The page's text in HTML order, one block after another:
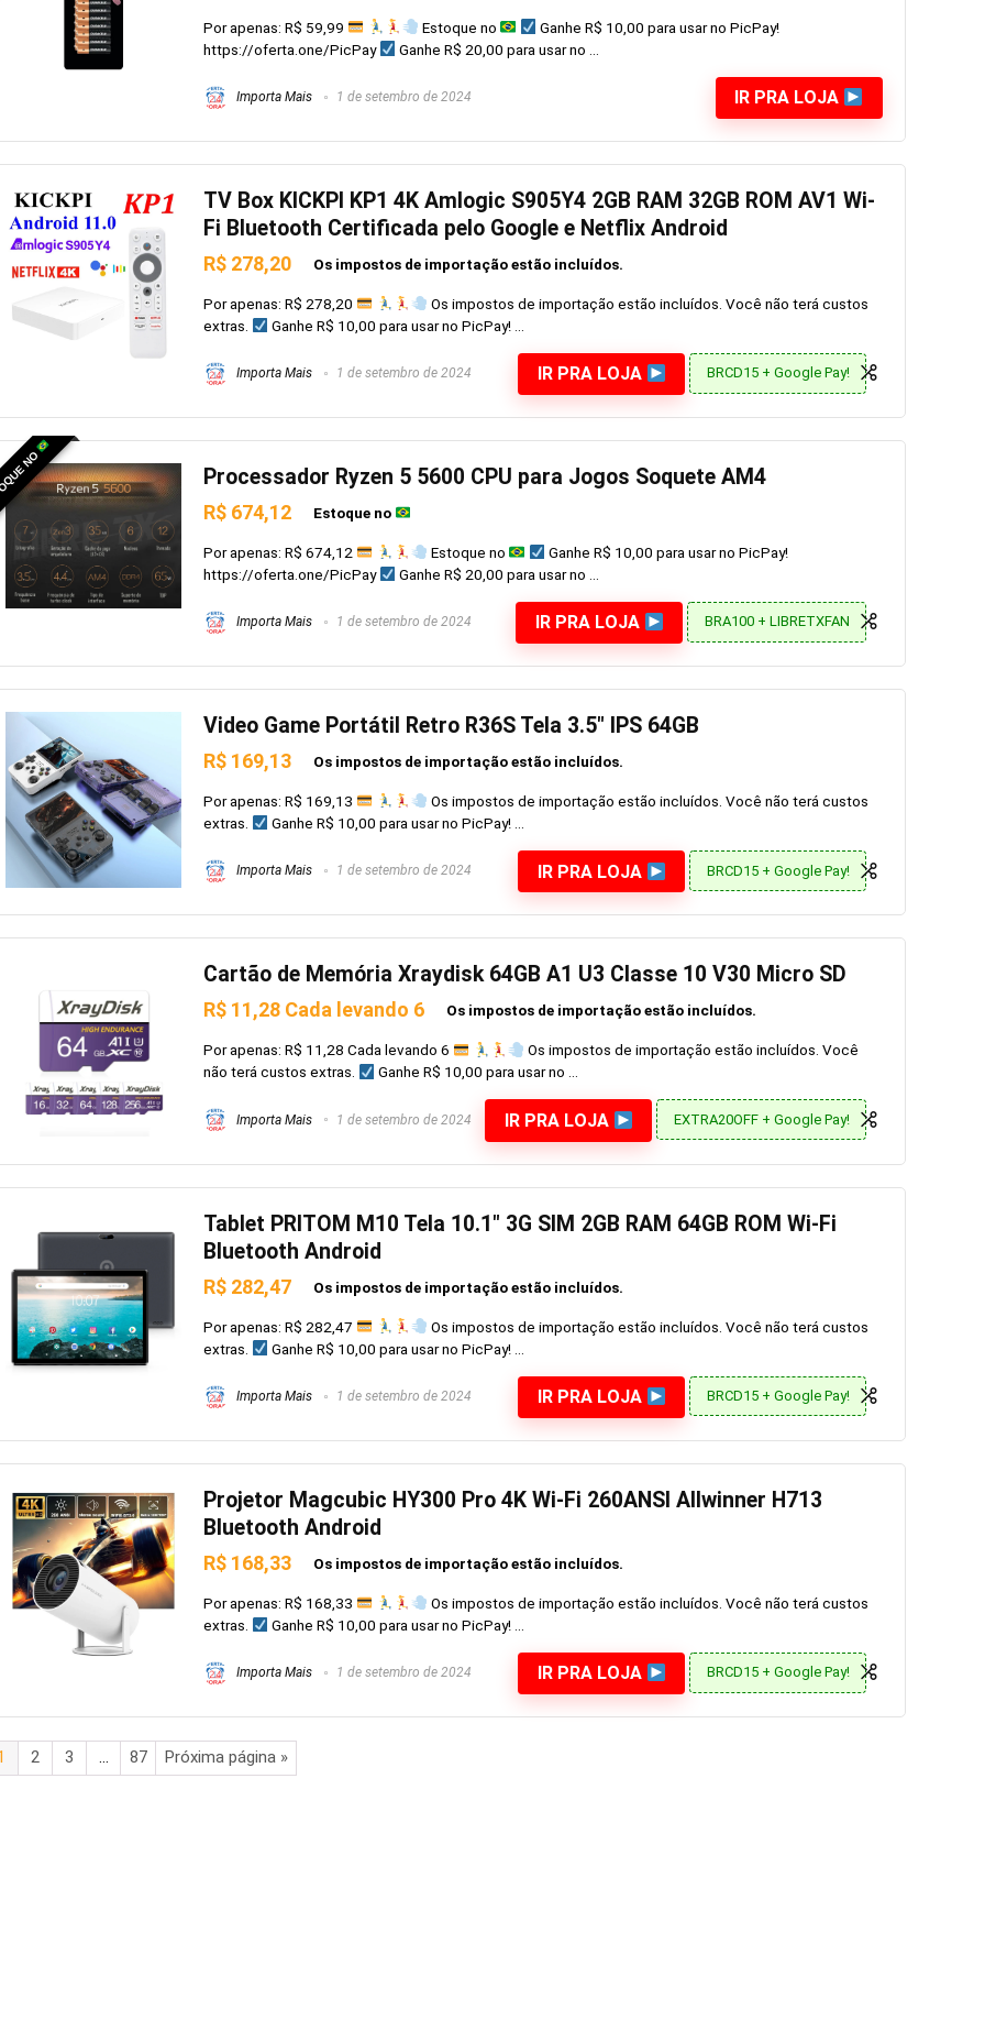
Por apenas: R$ 59,99 Estoque no
Ganhe R$ 10,00 para usar no PicPay!
https://oferta.one/PicPay
Ganhe R$ 20,00 para usar no ...
Importa Mais 1 de setembro de 2024 IR PRA LOJA
TV Box KICKPI KP1 4K Amlogic S905Y4 2GB RAM 32GB ROM AV1 Wi-
Fi Bluetooth Certificada pelo Google e Netflix Android
R$ 278,20 Os impostos de importação estão incluídos.
Por apenas: R$ 278,20
Os impostos de importação estão incluídos. Você não terá custos
extras.
Ganhe R$ 10,00 para usar no PicPay! ...
Importa Mais 1 de setembro de 2024 IR PRA LOJA BRCD15 + Google Pay!
NO Processador Ryzen 5 5600 CPU para Jogos Soquete AM4
R$ 674,12 Estoque no
Por apenas: R$ 674,12 Estoque no
Ganhe R$ 10,00 para usar no PicPay!
https://oferta.one/PicPay
Ganhe R$ 20,00 para usar no ...
Importa Mais 1 de setembro de 2024 IR PRA LOJA BRA100 + LIBRETXFAN
Video Game Portátil Retro R36S Tela 3.5″ IPS 64GB
R$ 169,13 Os impostos de importação estão incluídos.
Por apenas: R$ 169,13
Os impostos de importação estão incluídos. Você não terá custos
extras.
Ganhe R$ 10,00 para usar no PicPay! ...
Importa Mais 1 de setembro de 2024 IR PRA LOJA BRCD15 + Google Pay!
Cartão de Memória Xraydisk 64GB A1 U3 Classe 10 V30 Micro SD
R$ 11,28 Cada levando 6 Os impostos de importação estão incluídos.
Por apenas: R$ 11,28 Cada levando 6
Os impostos de importação estão incluídos. Você
não terá custos extras.
Ganhe R$ 10,00 para usar no ...
Importa Mais 1 de setembro de 2024 IR PRA LOJA EXTRA20OFF + Google Pay!
Tablet PRITOM M10 Tela 10.1″ 3G SIM 2GB RAM 64GB ROM Wi-Fi
Bluetooth Android
R$ 282,47 Os impostos de importação estão incluídos.
Por apenas: R$ 282,47
Os impostos de importação estão incluídos. Você não terá custos
extras.
Ganhe R$ 10,00 para usar no PicPay! ...
Importa Mais 1 de setembro de 2024 IR PRA LOJA BRCD15 + Google Pay!
Projetor Magcubic HY300 Pro 4K Wi-Fi 260ANSI Allwinner H713
Bluetooth Android
R$ 168,33 Os impostos de importação estão incluídos.
Por apenas: R$ 168,33
Os impostos de importação estão incluídos. Você não terá custos
extras.
Ganhe R$ 10,00 para usar no PicPay! ...
Importa Mais 1 de setembro de 2024 IR PRA LOJA BRCD15 + Google Pay!
2 3 … 87 Próxima página »